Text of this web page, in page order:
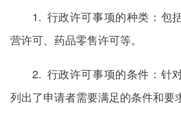
1. 行政许可事项的种类：包
营许可、药品零售许可等。
2. 行政许可事项的条件：针
列出了申请者需要满足的条件和要